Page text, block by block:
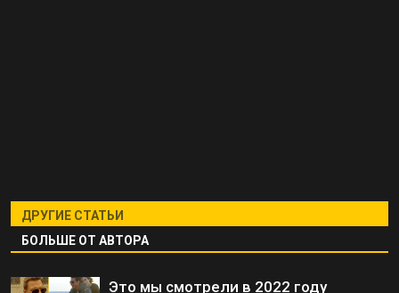
ДРУГИЕ СТАТЬИ
БОЛЬШЕ ОТ АВТОРА
Это мы смотрели в 2022 году